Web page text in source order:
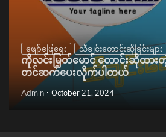
Copyright © 2026PCT